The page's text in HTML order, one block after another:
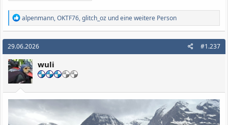
R
e
a
k
t
i
o
n
e
n
:
alpenmann,OKTF76,glitch_oz und eine weitere Person
29.06.2026 #1.237
wuli